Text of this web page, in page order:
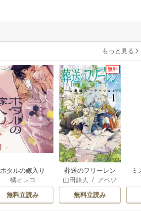
もっと見る
ホタルの嫁入り
橘オレコ
無料立読み
無料
葬送のフリーレン
山田鐘人
/ アベツ
カサ
無料立読み
ミ